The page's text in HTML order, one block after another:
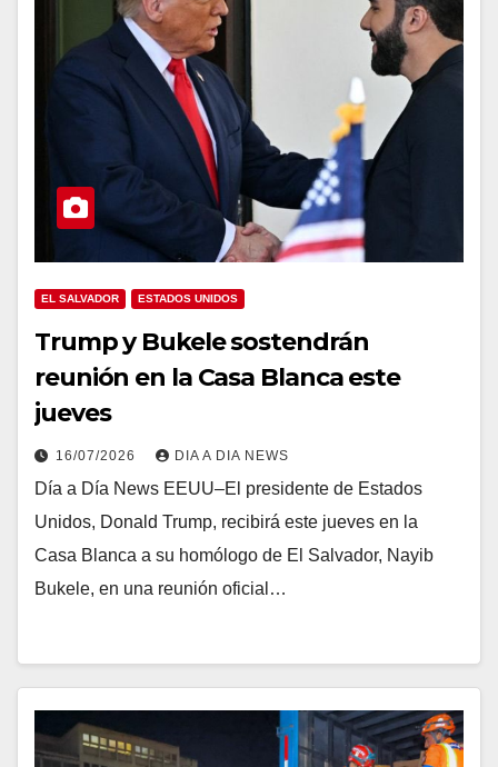
EL SALVADOR ESTADOS UNIDOS
Trump y Bukele sostendrán
reunión en la Casa Blanca este
jueves
16/07/2026 DIA A DIA NEWS
Día a Día News EEUU–El presidente de Estados
Unidos, Donald Trump, recibirá este jueves en la
Casa Blanca a su homólogo de El Salvador, Nayib
Bukele, en una reunión oficial…